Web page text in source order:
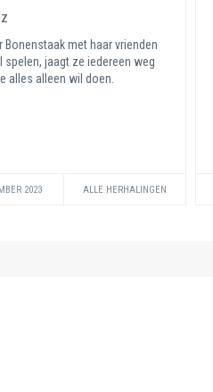
Bonenstaak met haar vrienden
spelen, jaagt ze iedereen weg
alles alleen wil doen.
2023 ALLE HERHALINGEN